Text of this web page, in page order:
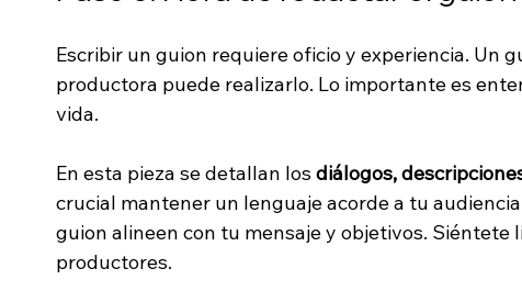
Escribir un guion requiere oficio y experiencia. Un
productora puede realizarlo. Lo importante es
vida.
En esta pieza se detallan los diálogos,
crucial mantener un lenguaje acorde a tu
guion alineen con tu mensaje y objetivos. Siéntete
productores.